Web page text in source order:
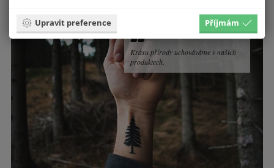
Krásu přírody uchováváme v našich
produktech.
Upravit preference Příjmám